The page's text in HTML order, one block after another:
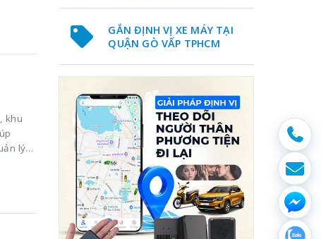
khu
lý
GẮN ĐỊNH VỊ XE MÁY TẠI
QUẬN GÒ VẤP TPHCM